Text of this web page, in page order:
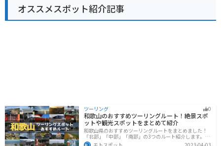
った料理を味わうことができます。 また、新庄市は、伝
統工芸品である新庄東山焼の産地でもあります。 道の駅
の売店では、新庄東山焼をはじめ、地元の特産品やお土
オススメスポット紹介記事
ツーリング 0
和歌山のおすすめツーリングルート！絶景スポ
ットや観光スポットをまとめて紹介
和歌山県のおすすめツーリングルートをまとめました！
「北部」「中部」「南部」の3つのルート紹介します。海
と山に囲まれた自然豊かなエリアが広がり、様々な楽し